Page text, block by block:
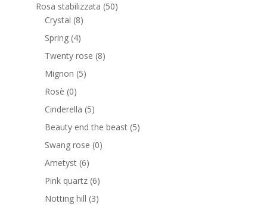
Rosa stabilizzata (50)
Crystal (8)
Spring (4)
Twenty rose (8)
Mignon (5)
Rosè (0)
Cinderella (5)
Beauty end the beast (5)
Swang rose (0)
Ametyst (6)
Pink quartz (6)
Notting hill (3)